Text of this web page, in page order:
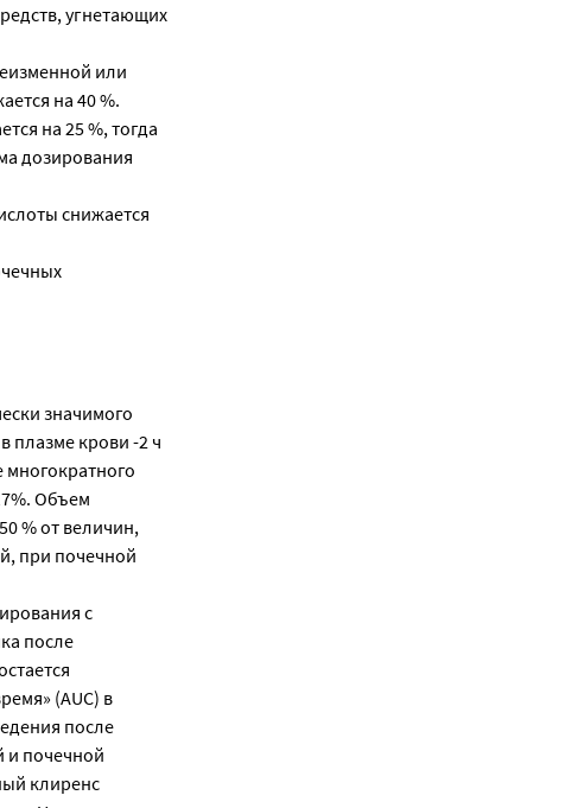
угнетающих
или
на 40 %.
на 25 %, тогда
дозирования
снижается
значимого
плазме крови -2 ч
многократного
Объем
% от величин,
при почечной
с
после
(AUC) в
после
и почечной
клиренс